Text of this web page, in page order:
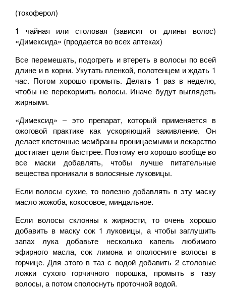
(токоферол)
1 чайная или столовая (зависит от длины волос)
«Димексида» (продается во всех аптеках)
Все перемешать, подогреть и втереть в волосы по всей
длине и в корни. Укутать пленкой, полотенцем и ждать 1
час. Потом хорошо промыть. Делать 1 раз в неделю,
чтобы не перекормить волосы. Иначе будут выглядеть
жирными.
«Димексид» – это препарат, который применяется в
ожоговой практике как ускоряющий заживление. Он
делает клеточные мембраны проницаемыми и лекарство
достигает цели быстрее. Поэтому его хорошо вообще во
все маски добавлять, чтобы лучше питательные
вещества проникали в волосяные луковицы.
Если волосы сухие, то полезно добавлять в эту маску
масло жожоба, кокосовое, миндальное.
Если волосы склонны к жирности, то очень хорошо
добавить в маску сок 1 луковицы, а чтобы заглушить
запах лука добавьте несколько капель любимого
эфирного масла, сок лимона и ополосните волосы в
горчице. Для этого в таз с водой добавить 2 столовые
ложки сухого горчичного порошка, промыть в тазу
волосы, а потом сполоснуть проточной водой.